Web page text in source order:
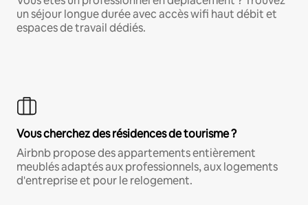
un séjour longue durée avec accès wifi haut débit et
espaces de travail dédiés.
Vous cherchez des résidences de tourisme ?
Airbnb propose des appartements entièrement
meublés adaptés aux professionnels, aux logements
d'entreprise et pour le relogement.